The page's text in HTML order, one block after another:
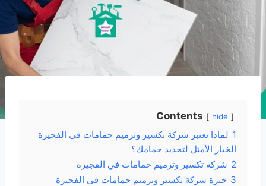
Contents hide
1 لماذا تعتبر شركة تكسير وترميم حمامات في الفجيرة
الخيار الأمثل لتجديد حمامك؟
2 شركة تكسير وترميم حمامات في الفجيرة
3 خبرة شركة تكسير وترميم حمامات في الفجيرة